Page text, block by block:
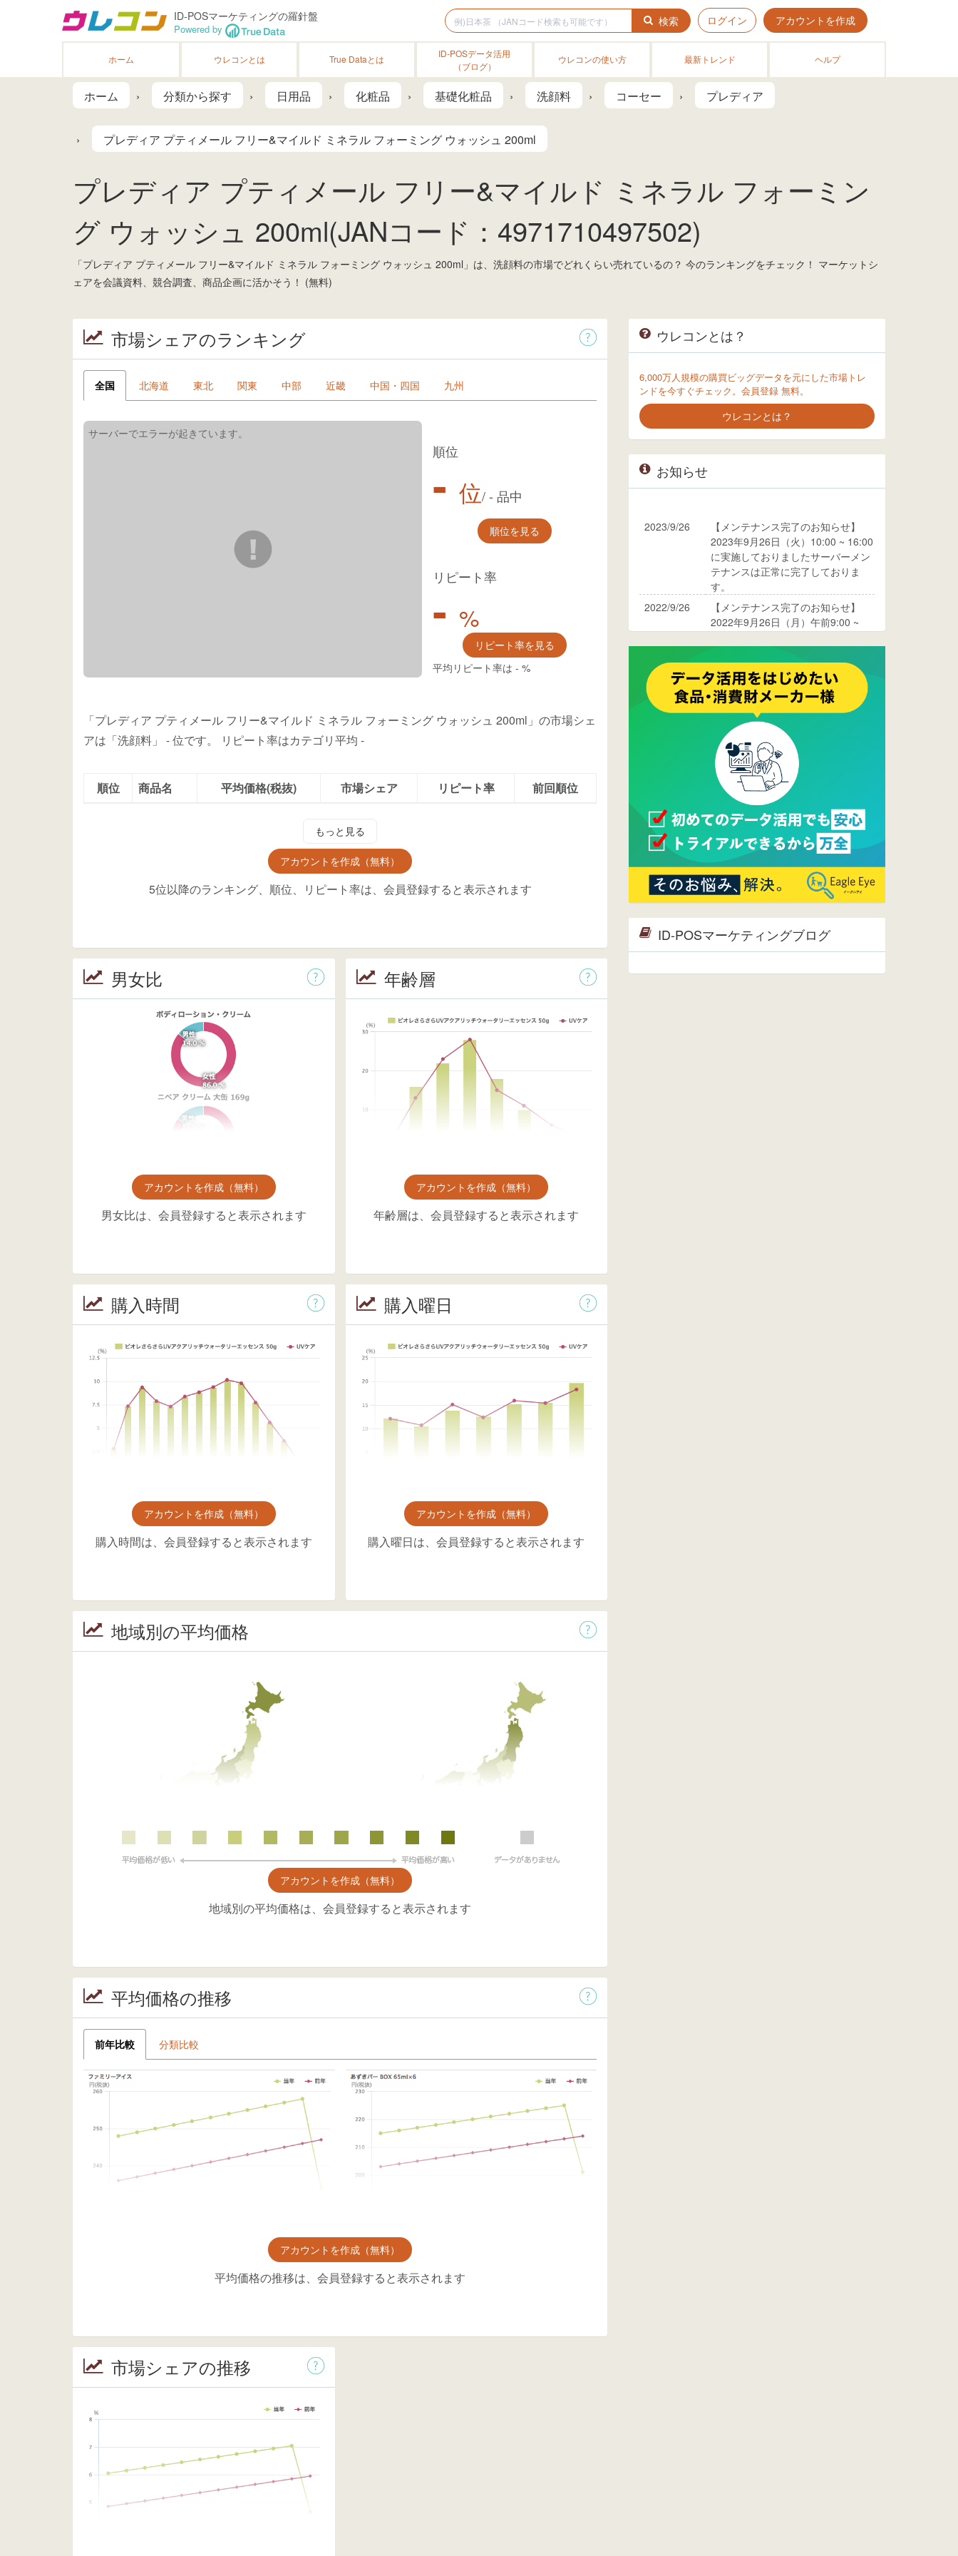
ID-POSマーケティングの羅針盤
Powered by
検索 ログイン アカウントを作成
ホーム ウレコンとは True Dataとは
ID-POSデータ活用
（ブログ）
ウレコンの使い方 最新トレンド ヘルプ
ホーム 分類から探す 日用品 化粧品 基礎化粧品 洗顔料 コーセー プレディア
プレディア プティメール フリー&マイルド ミネラル フォーミング ウォッシュ 200ml
プレディア プティメール フリー&マイルド ミネラル フォーミン
グ ウォッシュ 200ml(JANコード：4971710497502)
「プレディア プティメール フリー&マイルド ミネラル フォーミング ウォッシュ 200ml」は、洗顔料の市場でどれくらい売れているの？ 今のランキングをチェック！ マーケットシ
ェアを会議資料、競合調査、商品企画に活かそう！ (無料)
市場シェアのランキング
全国 北海道 東北 関東 中部 近畿 中国・四国 九州
順位
- 位/- 品中
順位を見る
リピート率
- %
リピート率を見る
平均リピート率は - %
「プレディア プティメール フリー&マイルド ミネラル フォーミング ウォッシュ 200ml」の市場シェ
アは「洗顔料」 -位です。 リピート率はカテゴリ平均 -
順位 商品名 平均価格(税抜) 市場シェア リピート率 前回順位
もっと見る
アカウントを作成（無料）
5位以降のランキング、順位、リピート率は、会員登録すると表示されます
男女比
アカウントを作成（無料）
男女比は、会員登録すると表示されます
年齢層
アカウントを作成（無料）
年齢層は、会員登録すると表示されます
購入時間
アカウントを作成（無料）
購入時間は、会員登録すると表示されます
購入曜日
アカウントを作成（無料）
購入曜日は、会員登録すると表示されます
地域別の平均価格
アカウントを作成（無料）
地域別の平均価格は、会員登録すると表示されます
平均価格の推移
前年比較 分類比較
アカウントを作成（無料）
平均価格の推移は、会員登録すると表示されます
市場シェアの推移
ウレコンとは？
6,000万人規模の購買ビッグデータを元にした市場トレ
ンドを今すぐチェック。会員登録 無料。
ウレコンとは？
お知らせ
2023/9/26
【メンテナンス完了のお知らせ】
2023年9月26日（火）10:00 ~ 16:00
に実施しておりましたサーバーメン
テナンスは正常に完了しておりま
す。
2022/9/26
【メンテナンス完了のお知らせ】
2022年9月26日（月）午前9:00 ~
ります。
2017/05/17
ウレコンでブログ掲載が始まりまし
た。ぜひご覧ください。
ウレコンのサイト機能を大幅バージ
ョンアップ。詳細はこちら。⇒
ページへ
ウレコンが機能拡充し、サイトリニ
ューアルしました。⇒
Facebook
2015/04/30
Facebookページを開設しました。
詳細はこちら。
2015/04/20
ウレコンサイトリリースしました。
ID-POSマーケティングブログ